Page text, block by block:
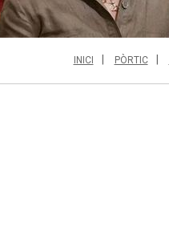
INICI PÒRTIC